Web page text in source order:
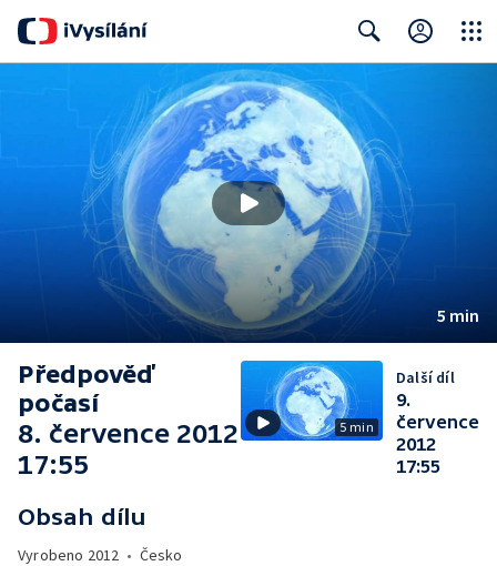
5 min
Předpověď
počasí
8. července 2012
17:55
Obsah dílu
Vyrobeno 2012 • Česko
5 min
Další díl
9.
července
2012
17:55